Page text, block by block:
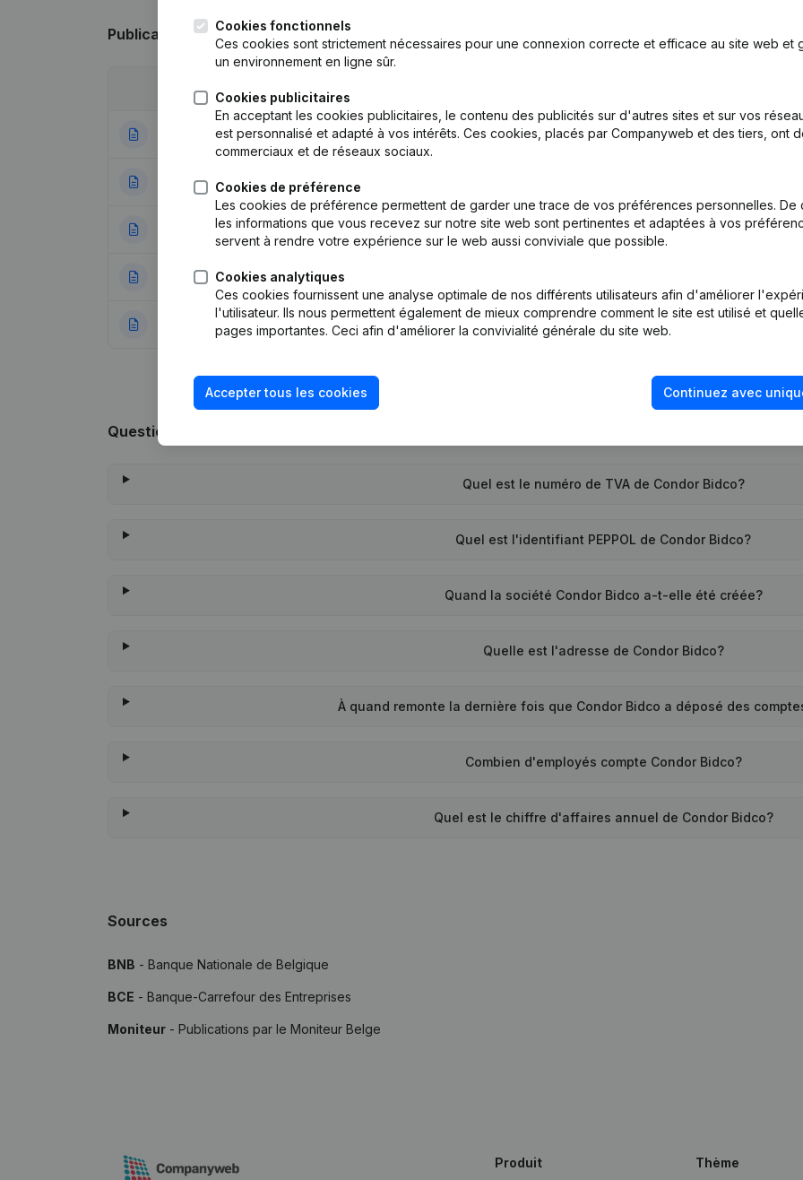
Publicationsde Condor Bidco
Publication
04-12-2025 Siège Social
16-10-2025 Demissions, Nominations
07-08-2024 Demissions, Nominations
22-12-2022 Statuts (Traduction, Coordination, Autres Modifications, …)
Statuts (Traduction, Coordination, Autres Modifications, …) - Capital, Actions
Questions fréquemment posées
Quel est le numéro de TVA de Condor Bidco?
Quel est l'identifiant PEPPOL de Condor Bidco?
Quand la société Condor Bidco a-t-elle été créée?
Quelle est l'adresse de Condor Bidco?
À quand remonte la dernière fois que Condor Bidco a déposé des
Combien d'employés compte Condor Bidco?
Quel est le chiffre d'affaires annuel de Condor Bidco?
Sources
BNB - Banque Nationale de Belgique
BCE - Banque-Carrefour des Entreprises
Moniteur - Publications par le Moniteur Belge
Cookies fonctionnels
Ces cookies sont strictement nécessaires pour une connexion correcte et efficace au site web et
un environnement en ligne sûr.
Cookies publicitaires
En acceptant les cookies publicitaires, le contenu des publicités sur d'autres sites et sur vos
est personnalisé et adapté à vos intérêts. Ces cookies, placés par Companyweb et des tiers, ont
commerciaux et de réseaux sociaux.
Cookies de préférence
Les cookies de préférence permettent de garder une trace de vos préférences personnelles. De
les informations que vous recevez sur notre site web sont pertinentes et adaptées à vos
servent à rendre votre expérience sur le web aussi conviviale que possible.
Cookies analytiques
Ces cookies fournissent une analyse optimale de nos différents utilisateurs afin d'améliorer
l'utilisateur. Ils nous permettent également de mieux comprendre comment le site est utilisé et
pages importantes. Ceci afin d'améliorer la convivialité générale du site web.
Accepter tous les cookies Continuez avec
Produit Thème